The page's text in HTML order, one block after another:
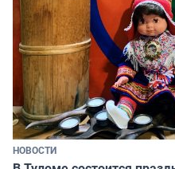
НОВОСТИ